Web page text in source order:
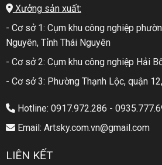
Xưởng sản xuất:
- Cơ sở 1: Cụm khu công nghiệp
Nguyên, Tỉnh Thái Nguyên
- Cơ sở 2: Cụm khu công nghiệp Hải
- Cơ sở 3: Phường Thạnh Lộc, quận
Hotline: 0917.972.286 -
Email: Artsky.com.vn@gmail.com
LIÊN KẾT